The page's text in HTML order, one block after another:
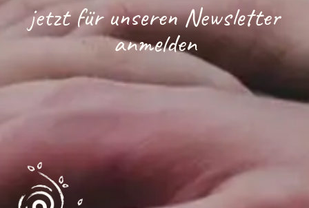
jetzt für unseren Newsletter
anmelden